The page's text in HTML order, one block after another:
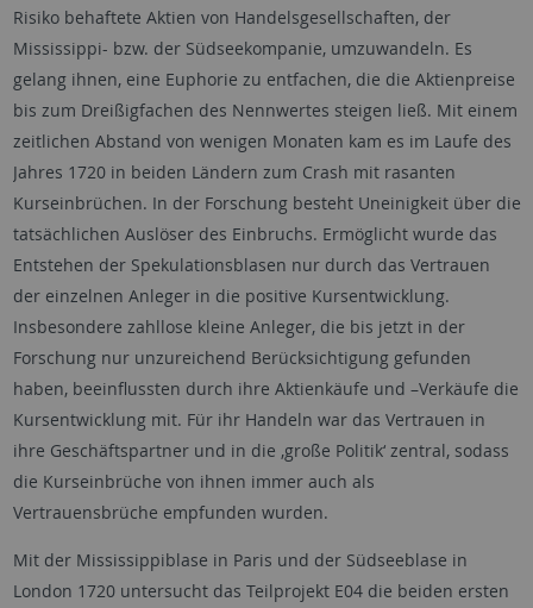
Risiko behaftete Aktien von Handelsgesellschaften, der
Mississippi- bzw. der Südseekompanie, umzuwandeln. Es
gelang ihnen, eine Euphorie zu entfachen, die die Aktienpreise
bis zum Dreißigfachen des Nennwertes steigen ließ. Mit einem
zeitlichen Abstand von wenigen Monaten kam es im Laufe des
Jahres 1720 in beiden Ländern zum Crash mit rasanten
Kurseinbrüchen. In der Forschung besteht Uneinigkeit über die
tatsächlichen Auslöser des Einbruchs. Ermöglicht wurde das
Entstehen der Spekulationsblasen nur durch das Vertrauen
der einzelnen Anleger in die positive Kursentwicklung.
Insbesondere zahllose kleine Anleger, die bis jetzt in der
Forschung nur unzureichend Berücksichtigung gefunden
haben, beeinflussten durch ihre Aktienkäufe und –Verkäufe die
Kursentwicklung mit. Für ihr Handeln war das Vertrauen in
ihre Geschäftspartner und in die ‚große Politik‘ zentral, sodass
die Kurseinbrüche von ihnen immer auch als
Vertrauensbrüche empfunden wurden.
Mit der Mississippiblase in Paris und der Südseeblase in
London 1720 untersucht das Teilprojekt E04 die beiden ersten